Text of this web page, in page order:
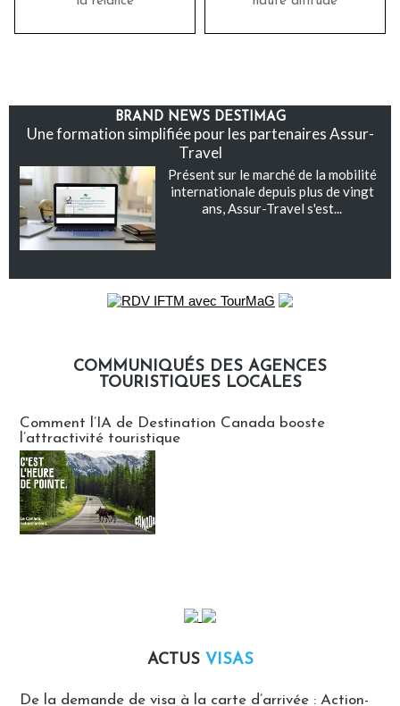
BRAND NEWS DESTIMAG
Une formation simplifiée pour les partenaires Assur-
Travel
Présent sur le marché de la mobilité
internationale depuis plus de vingt
ans, Assur-Travel s'est...
COMMUNIQUÉS DES AGENCES
TOURISTIQUES LOCALES
Comment l’IA de Destination Canada booste
l’attractivité touristique
ACTUS VISAS
De la demande de visa à la carte d’arrivée : Action-